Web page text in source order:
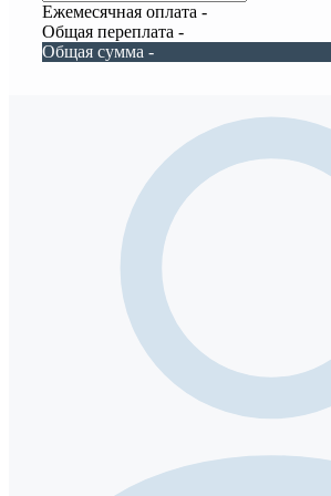
Ежемесячная оплата -
Общая переплата -
Общая сумма -